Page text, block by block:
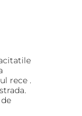
rece .